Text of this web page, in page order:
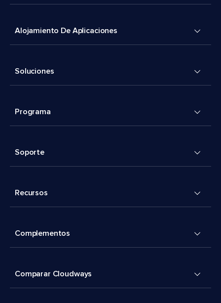
Alojamiento De Aplicaciones
Soluciones
Programa
Soporte
Recursos
Complementos
Comparar Cloudways